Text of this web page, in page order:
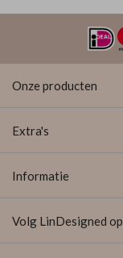
Onze producten
Extra's
Informatie
Volg LinDesigned op